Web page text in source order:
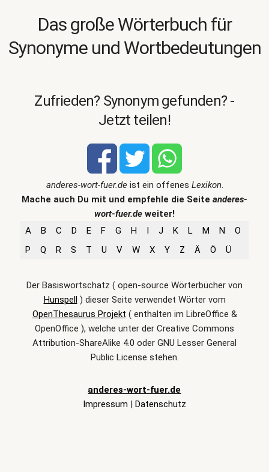
Das große Wörterbuch für
Synonyme und Wortbedeutungen
Zufrieden? Synonym gefunden? -
Jetzt teilen!
anderes-wort-fuer.deist ein offenes Lexikon.
Mache auch Du mit und empfehle die Seite anderes-
wort-fuer.de weiter!
A
B C D E F G H I J K L M N
O
P
Q R S T U V W X Y Z Ä Ö Ü
Der Basiswortschatz ( open-source Wörterbücher von
Hunspell) dieser Seite verwendet Wörter vom
OpenThesaurus Projekt ( enthalten im LibreOffice &
OpenOffice ), welche unter der Creative Commons
Attribution-ShareAlike 4.0 oder GNU Lesser General
Public License stehen.
anderes-wort-fuer.de
Impressum | Datenschutz